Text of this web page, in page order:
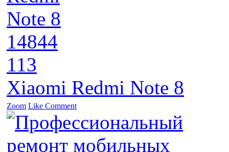
14844
113
Xiaomi Redmi Note 8
Zoom Like Comment